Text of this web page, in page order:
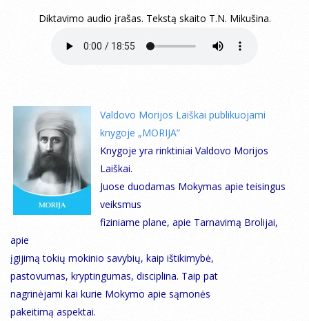
Diktavimo audio įrašas. Tekstą skaito T.N. Mikušina.
Valdovo Morijos Laiškai publikuojami
knygoje „MORIJA”
Knygoje yra rinktiniai Valdovo Morijos
Laiškai.
Juose duodamas Mokymas apie teisingus
veiksmus
fiziniame plane, apie Tarnavimą Brolijai,
apie
įgijimą tokių mokinio savybių, kaip ištikimybė,
pastovumas, kryptingumas, disciplina. Taip pat
nagrinėjami kai kurie Mokymo apie sąmonės
pakeitimą aspektai.